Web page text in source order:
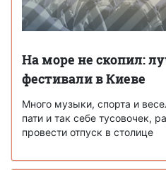
На море не скопил:
фестивали в Киеве
Много музыки, спорта и
пати и так себе тусовочек,
провести отпуск в столице